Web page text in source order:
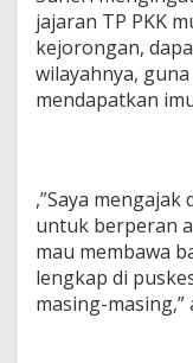
jajaran TP PKK
kejorongan,
wilayahnya,
mendapatkan
,”Saya
untuk berperan
mau membawa
lengkap di
masing-masing,”